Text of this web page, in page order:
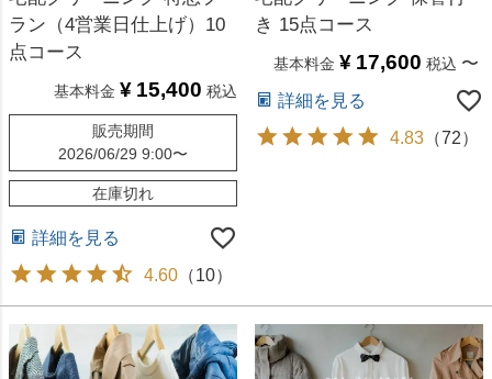
ラン（4営業日仕上げ）10
点コース
基本料金 ¥ 15,400 税込
販売期間
2026/06/29 9:00〜
在庫切れ
詳細を見る
4.60 （10）
き 15点コース
基本料金 ¥ 17,600 税込 〜
詳細を見る
4.83 （72）